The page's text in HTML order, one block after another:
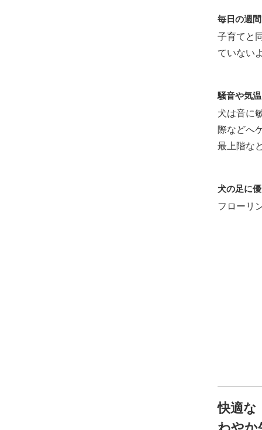
毎日の週
子育てと
ていない
騒音や気
犬は音に
際などへ
最上階な
犬の足に
フローリ
快適な